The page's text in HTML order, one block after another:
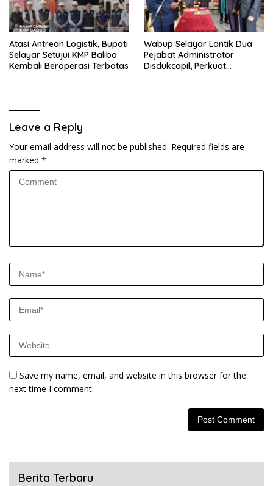
Atasi Antrean Logistik, Bupati
Selayar Setujui KMP Balibo
Kembali Beroperasi Terbatas
Wabup Selayar Lantik Dua
Pejabat Administrator
Disdukcapil, Perkuat
Leave a Reply
Your email address will not be published. Required fields are
marked *
Save my name, email, and website in this browser for the
next time I comment.
Berita Terbaru